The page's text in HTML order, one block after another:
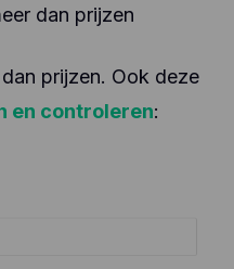
dan prijzen
prijzen. Ook deze
en controleren: